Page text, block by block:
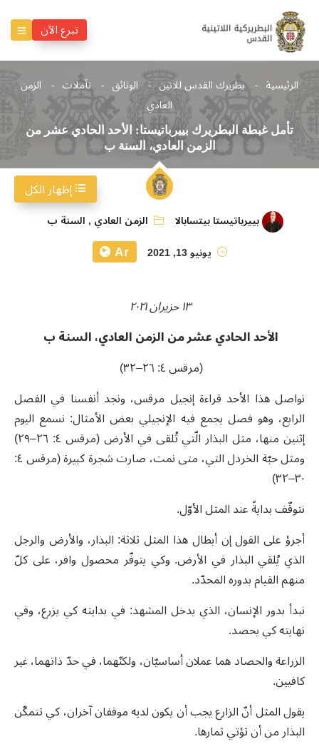
تبرع الآن
الرئيسية بطريرك القدس للاتين الوثائق تأملات
الزمن
العادي
تأمل غبطة البطريرك بييرباتيستا: الأحد الحادي عشر من
الزمن العادي، السنة ب
بييرباتيستا بيتسابالا الزمن العادي , السنة ب
يونيو 13, 2021
Ar
١٣ حزيران ٢٠٢١
الأحد الحادي عشر من الزمن العادي، السنة ب
(مرقس ٤: ٢٦–٣٢)
نواصل هذا الأحد قراءة إنجيل مرقس، ونجد أنفسنا في الفصل
الرابع، وهو فصل يجمع فيه الإنجيلي بعض الأمثال: نسمع اليوم
إثنين منها، مثل البذار الّتي تُلقى في الأرض (مرقس ٤: ٢٦–٢٩)
ومثل حبّة الخردل التي، متى نمت، صارت شجرة كبيرة (مرقس ٤:
٣٠–٣٢)
نتوقّف بدايةً عند المثل الأوّل.
أجرؤ على القول إن أبطال هذا المثل ثلاثة: البذار، والأرض والرجل
الذي يُلقي البذار في الأرض. وكي يتوفّر محصول وافر، على كلّ
منهم القيام بدوره المحدّد.
نبدأ بدور الإنسان، الذي يدخل المشهد: في بدايته كي يزرع، وفي
نهايته كي يحصد.
الزراعة والحصاد هما عملان أساسيّان، ولكنّهما، في حدّ ذاتهما، غير
كافيين.
يقول المثل أنّ الزارع يجب أن يكون لديه موقفان آخران، كي تتمكّن
البذار من أن تؤتي ثمارها.
إظهار الكل